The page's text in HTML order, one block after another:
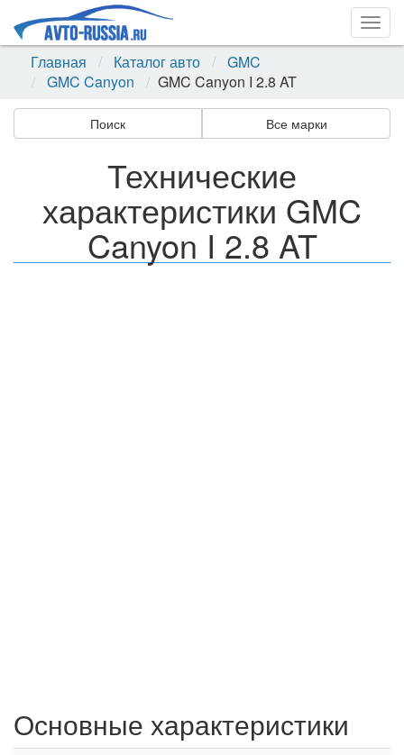
Главная
Каталог авто
GMC
GMC Canyon
GMC Canyon I 2.8 AT
Поиск Все марки
Технические
характеристики GMC
Canyon I 2.8 AT
Основные характеристики